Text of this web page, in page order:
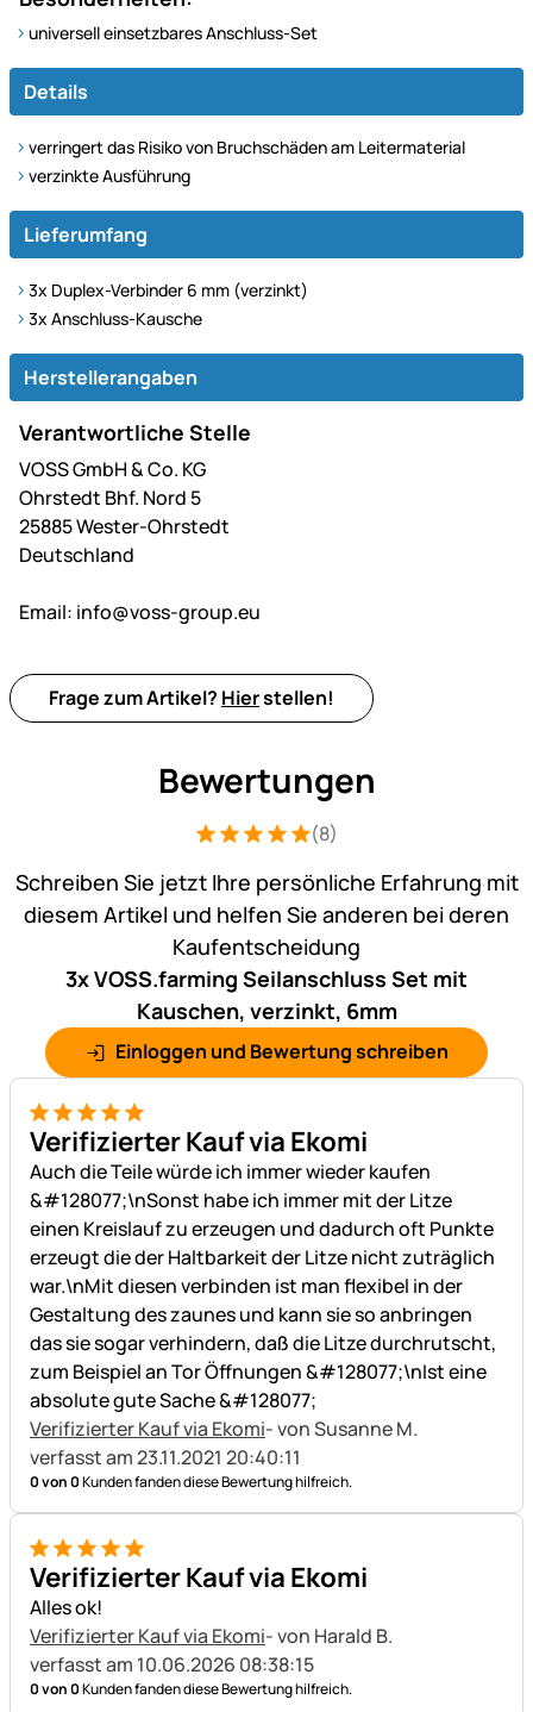
universell einsetzbares Anschluss-Set
Details
verringert das Risiko von Bruchschäden am Leitermaterial
verzinkte Ausführung
Lieferumfang
3x Duplex-Verbinder 6 mm (verzinkt)
3x Anschluss-Kausche
Herstellerangaben
Verantwortliche Stelle
VOSS GmbH & Co. KG
Ohrstedt Bhf. Nord 5
25885 Wester-Ohrstedt
Deutschland
Email: info@voss-group.eu
Frage zum Artikel? Hierstellen!
Bewertungen
Bewertung: 5 von 5 (8 Bewertungen)
8 Bewertungen
(8)
Schreiben Sie jetzt Ihre persönliche Erfahrung mit
diesem Artikel und helfen Sie anderen bei deren
Kaufentscheidung
3x VOSS.farming Seilanschluss Set mit
Kauschen, verzinkt, 6mm
Einloggen und Bewertung schreiben
5 von 5
Verifizierter Kauf via Ekomi
Auch die Teile würde ich immer wieder kaufen
&#128077;\nSonst habe ich immer mit der Litze
einen Kreislauf zu erzeugen und dadurch oft Punkte
erzeugt die der Haltbarkeit der Litze nicht zuträglich
war.\nMit diesen verbinden ist man flexibel in der
Gestaltung des zaunes und kann sie so anbringen
das sie sogar verhindern, daß die Litze durchrutscht,
zum Beispiel an Tor Öffnungen &#128077;\nIst eine
absolute gute Sache &#128077;
Verifizierter Kauf via Ekomi- von Susanne M.
verfasst am 23.11.2021 20:40:11
0 von 0Kunden fanden diese Bewertung hilfreich.
5 von 5
Verifizierter Kauf via Ekomi
Alles ok!
Verifizierter Kauf via Ekomi- von Harald B.
verfasst am 10.06.2026 08:38:15
0 von 0Kunden fanden diese Bewertung hilfreich.